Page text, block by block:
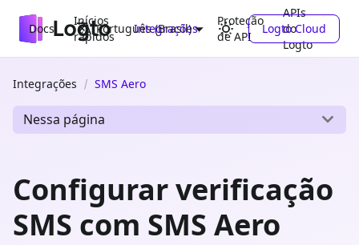
Docs
Inícios
rápidos
Integrações
Proteção
de API
APIs
do
Logto
Português (Brasil) Logto Cloud
Integrações SMS Aero
Nessa página
Configurar verificação
SMS com SMS Aero